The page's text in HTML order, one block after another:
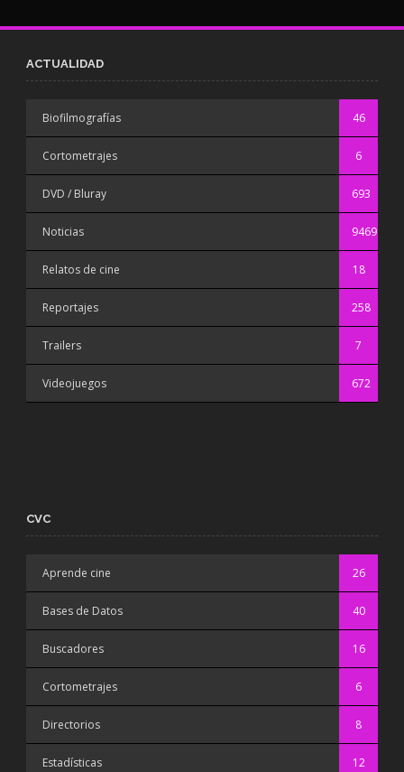
ACTUALIDAD
Biofilmografías 46
Cortometrajes 6
DVD / Bluray 693
Noticias 9469
Relatos de cine 18
Reportajes 258
Trailers 7
Videojuegos 672
CVC
Aprende cine 26
Bases de Datos 40
Buscadores 16
Cortometrajes 6
Directorios 8
Estadísticas 12